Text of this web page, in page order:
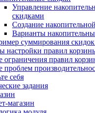
Управление
скидками
Создание
Варианты
суммирования скидок
настройки правил
ограничения правил
проблем
себя
задания
магазин